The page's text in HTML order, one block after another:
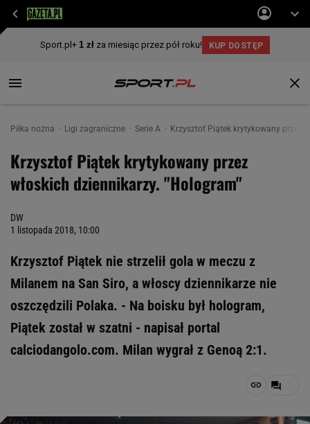
Piłka nożna Ligi zagraniczne Serie A Krzysztof Piątek krytykowany przez
Krzysztof Piątek krytykowany przez
włoskich dziennikarzy. "Hologram"
DW
1 listopada 2018, 10:00
Krzysztof Piątek nie strzelił gola w meczu z
Milanem na San Siro, a włoscy dziennikarze nie
oszczędzili Polaka. - Na boisku był hologram,
Piątek został w szatni - napisał portal
calciodangolo.com. Milan wygrał z Genoą 2:1.